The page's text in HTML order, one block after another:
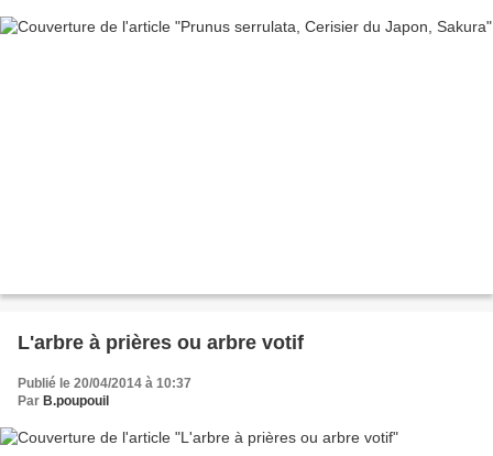
L'arbre à prières ou arbre votif
Publié le 20/04/2014 à 10:37
Par B.poupouil